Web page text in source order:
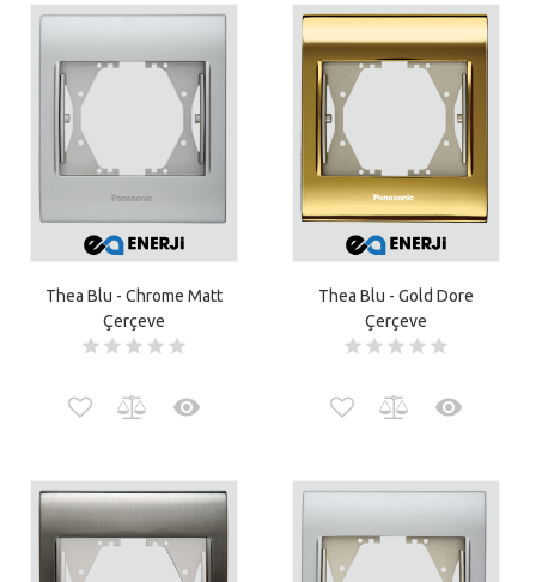
Thea Blu - Chrome Matt
Çerçeve
Thea Blu - Gold Dore
Çerçeve